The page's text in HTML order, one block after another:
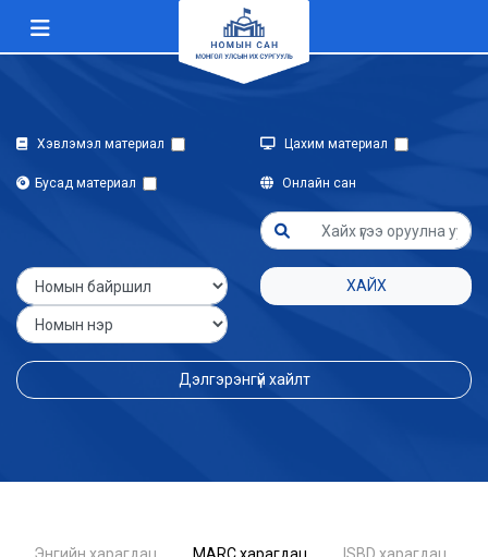
Хэвлэмэл материал Цахим материал
Бусад материал Онлайн сан
ХАЙХ
Дэлгэрэнгүй хайлт